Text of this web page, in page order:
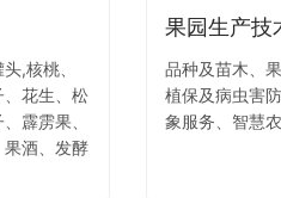
,核桃、
花生、松
霹雳果、
果酒、发酵
果园生产技
品种及苗木、
植保及病虫害
象服务、智慧